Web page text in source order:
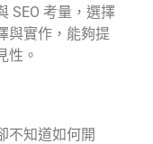
SEO 考量，選擇
與實作，能夠提
性。
不知道如何開